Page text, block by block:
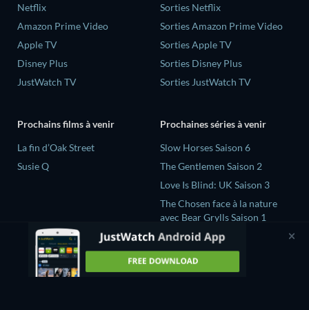
Netflix
Amazon Prime Video
Apple TV
Disney Plus
JustWatch TV
Sorties Netflix
Sorties Amazon Prime Video
Sorties Apple TV
Sorties Disney Plus
Sorties JustWatch TV
Prochains films à venir
La fin d’Oak Street
Susie Q
Prochaines séries à venir
Slow Horses Saison 6
The Gentlemen Saison 2
Love Is Blind: UK Saison 3
The Chosen face à la nature
avec Bear Grylls Saison 1
Secrets Declassified with
David Duchovny Saison 1